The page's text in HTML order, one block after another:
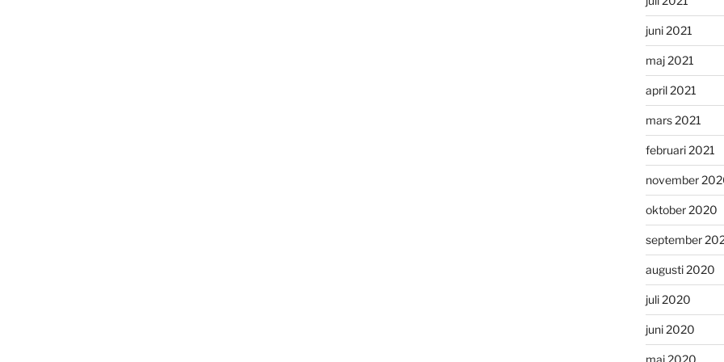
juni 2021
maj 2021
april 2021
mars 2021
februari 2021
november
oktober 2020
september
augusti 2020
juli 2020
juni 2020
maj 2020